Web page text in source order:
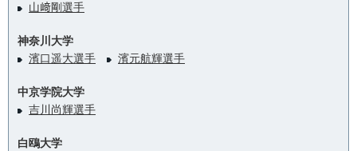
山﨑剛選手
神奈川大学
濱口遥大選手
濱元航輝選手
中京学院大学
吉川尚輝選手
白鴎大学